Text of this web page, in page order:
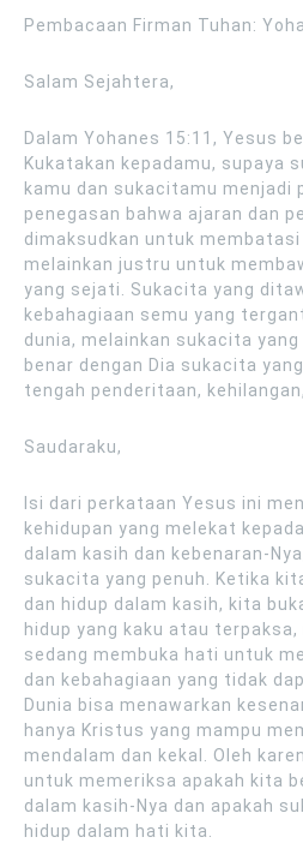
Pembacaan Firman Tuhan:
Salam Sejahtera,
Dalam Yohanes 15:11, Yesus
Kukatakan kepadamu, supaya
kamu dan sukacitamu menjadi
penegasan bahwa ajaran dan
dimaksudkan untuk
melainkan justru untuk
yang sejati. Sukacita yang
kebahagiaan semu yang
dunia, melainkan sukacita
benar dengan Dia sukacita
tengah penderitaan,
Saudaraku,
Isi dari perkataan Yesus ini
kehidupan yang melekat
dalam kasih dan kebenaran-
sukacita yang penuh. Ketika
dan hidup dalam kasih, kita
hidup yang kaku atau
sedang membuka hati untuk
dan kebahagiaan yang tidak
Dunia bisa menawarkan
hanya Kristus yang mampu
mendalam dan kekal. Oleh
untuk memeriksa apakah kita
dalam kasih-Nya dan apakah
hidup dalam hati kita.